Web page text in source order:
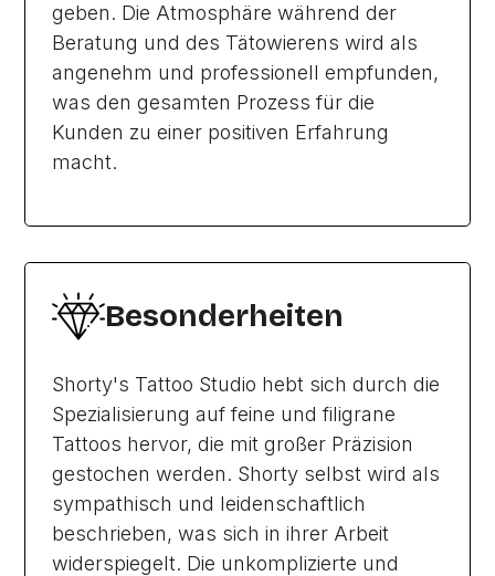
geben. Die Atmosphäre während der
Beratung und des Tätowierens wird als
angenehm und professionell empfunden,
was den gesamten Prozess für die
Kunden zu einer positiven Erfahrung
macht.
Besonderheiten
Shorty's Tattoo Studio hebt sich durch die
Spezialisierung auf feine und filigrane
Tattoos hervor, die mit großer Präzision
gestochen werden. Shorty selbst wird als
sympathisch und leidenschaftlich
beschrieben, was sich in ihrer Arbeit
widerspiegelt. Die unkomplizierte und